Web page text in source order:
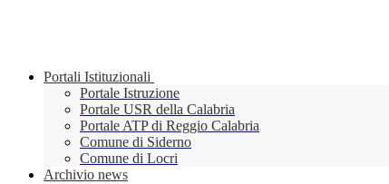
Portali Istituzionali
Portale Istruzione
Portale USR della Calabria
Portale ATP di Reggio Calabria
Comune di Siderno
Comune di Locri
Archivio news